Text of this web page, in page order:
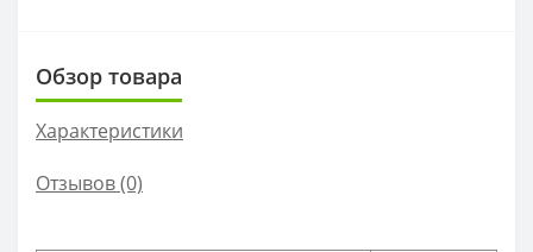
Обзор товара
Характеристики
Отзывов (0)